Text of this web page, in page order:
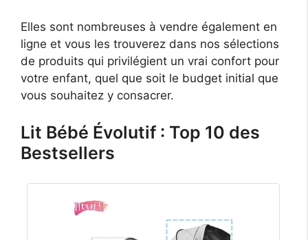
Elles sont nombreuses à vendre également en
ligne et vous les trouverez dans nos sélections
de produits qui privilégient un vrai confort pour
votre enfant, quel que soit le budget initial que
vous souhaitez y consacrer.
Lit Bébé Évolutif : Top 10 des
Bestsellers